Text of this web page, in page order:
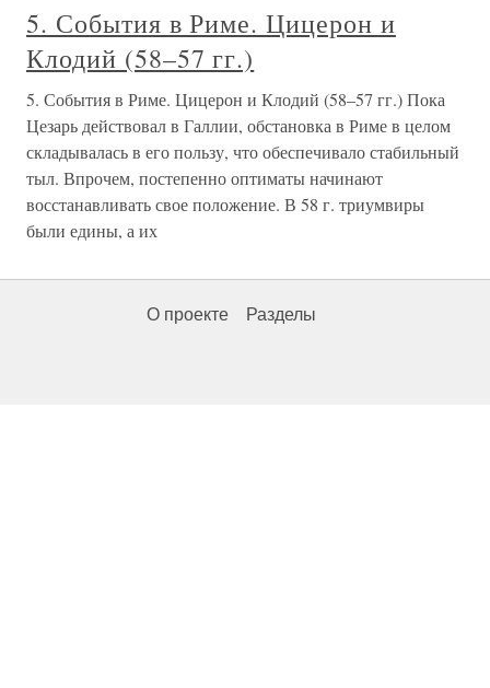
5. События в Риме. Цицерон и
Клодий (58–57 гг.)
5. События в Риме. Цицерон и Клодий (58–57 гг.) Пока
Цезарь действовал в Галлии, обстановка в Риме в целом
складывалась в его пользу, что обеспечивало стабильный
тыл. Впрочем, постепенно оптиматы начинают
восстанавливать свое положение. В 58 г. триумвиры
были едины, а их
О проекте Разделы